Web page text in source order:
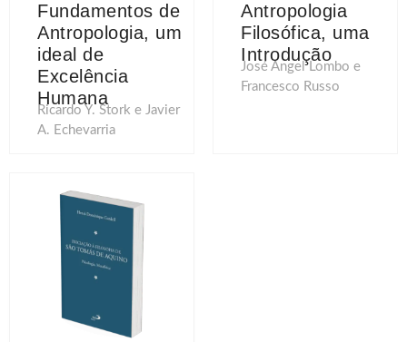
Fundamentos de
Antropologia, um
ideal de
Excelência
Humana
Ricardo Y. Stork e Javier
A. Echevarria
Antropologia
Filosófica, uma
Introdução
José Angel Lombo e
Francesco Russo